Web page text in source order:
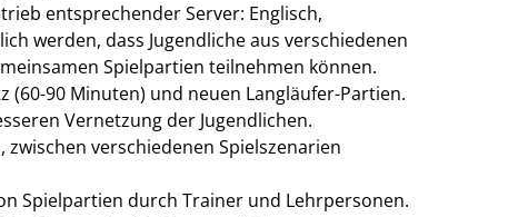
entsprechender Server: Englisch,
werden, dass Jugendliche aus verschiedenen
Spielpartien teilnehmen können.
(60-90 Minuten) und neuen Langläufer-Partien.
Vernetzung der Jugendlichen.
verschiedenen Spielszenarien
Spielpartien durch Trainer und Lehrpersonen.